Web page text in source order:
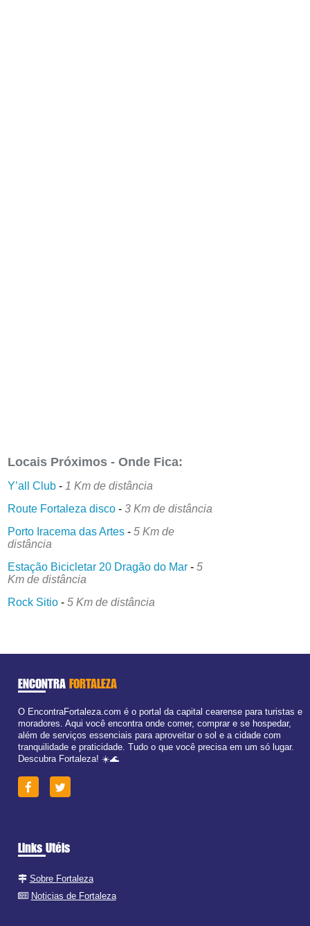
Locais Próximos - Onde Fica:
Y’all Club - 1 Km de distância
Route Fortaleza disco -3 Km de distância
Porto Iracema das Artes -5 Km de
distância
Estação Bicicletar 20 Dragão do Mar -5
Km de distância
Rock Sitio -5 Km de distância
ENCONTRA FORTALEZA
O EncontraFortaleza.com é o portal da capital cearense para turistas e
moradores. Aqui você encontra onde comer, comprar e se hospedar,
além de serviços essenciais para aproveitar o sol e a cidade com
tranquilidade e praticidade. Tudo o que você precisa em um só lugar.
Descubra Fortaleza! ☀️🌊
Links Utéis
Sobre Fortaleza
Noticias de Fortaleza